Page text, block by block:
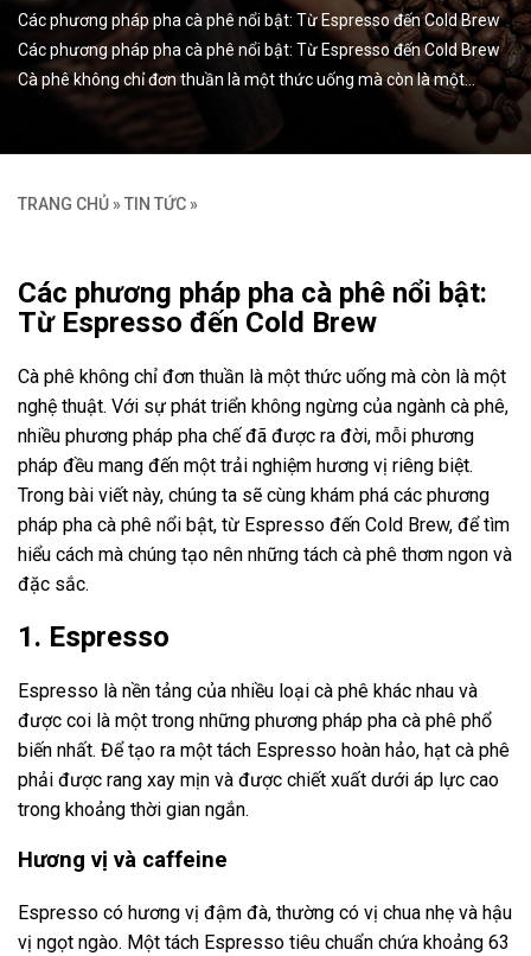
Các phương pháp pha cà phê nổi bật: Từ Espresso đến Cold Brew
Các phương pháp pha cà phê nổi bật: Từ Espresso đến Cold Brew
Cà phê không chỉ đơn thuần là một thức uống mà còn là một…
TRANG CHỦ » TIN TỨC »
Các phương pháp pha cà phê nổi bật:
Từ Espresso đến Cold Brew
Cà phê không chỉ đơn thuần là một thức uống mà còn là một
nghệ thuật. Với sự phát triển không ngừng của ngành cà phê,
nhiều phương pháp pha chế đã được ra đời, mỗi phương
pháp đều mang đến một trải nghiệm hương vị riêng biệt.
Trong bài viết này, chúng ta sẽ cùng khám phá các phương
pháp pha cà phê nổi bật, từ Espresso đến Cold Brew, để tìm
hiểu cách mà chúng tạo nên những tách cà phê thơm ngon và
đặc sắc.
1. Espresso
Espresso là nền tảng của nhiều loại cà phê khác nhau và
được coi là một trong những phương pháp pha cà phê phổ
biến nhất. Để tạo ra một tách Espresso hoàn hảo, hạt cà phê
phải được rang xay mịn và được chiết xuất dưới áp lực cao
trong khoảng thời gian ngắn.
Hương vị và caffeine
Espresso có hương vị đậm đà, thường có vị chua nhẹ và hậu
vị ngọt ngào. Một tách Espresso tiêu chuẩn chứa khoảng 63